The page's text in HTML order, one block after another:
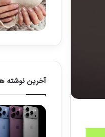
آخرین نوشته